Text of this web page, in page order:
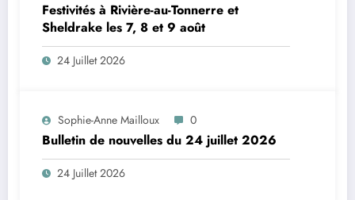
Festivités à Rivière-au-Tonnerre et
Sheldrake les 7, 8 et 9 août
24 Juillet 2026
Sophie-Anne Mailloux 0
Bulletin de nouvelles du 24 juillet 2026
24 Juillet 2026